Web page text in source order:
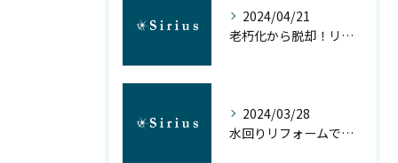
2024/04/21
老朽化から脱却！リフォームで新しいマイホームを手に入れよう
2024/03/28
水回りリフォームで日常生活を豊かに